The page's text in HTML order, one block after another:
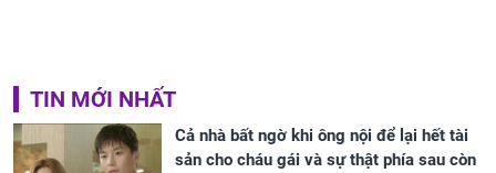
TIN MỚI NHẤT
Cả nhà bất ngờ khi ông nội để lại hết tài
sản cho cháu gái và sự thật phía sau còn